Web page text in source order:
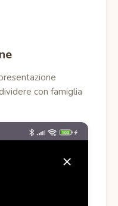
con famiglia